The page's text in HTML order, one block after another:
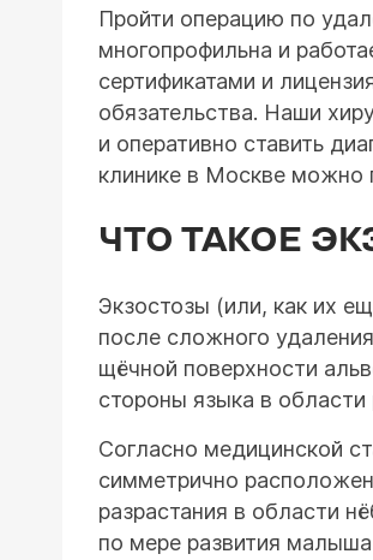
Пройти операцию по
многопрофильна и
сертификатами и
обязательства. Наши
и оперативно ставить
клинике в Москве можно
ЧТО ТАКОЕ
Экзостозы (или, как их
после сложного
щёчной поверхности
стороны языка в
Согласно медицинской
симметрично
разрастания в области
по мере развития